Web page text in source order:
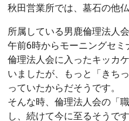
秋田営業所では、墓石の他
所属している男鹿倫理法人
午前6時からモーニングセミ
倫理法人会に入ったキッカ
いましたが、もっと「きち
っていたからだそうです。
そんな時、倫理法人会の「
し、続けて今に至るそうです